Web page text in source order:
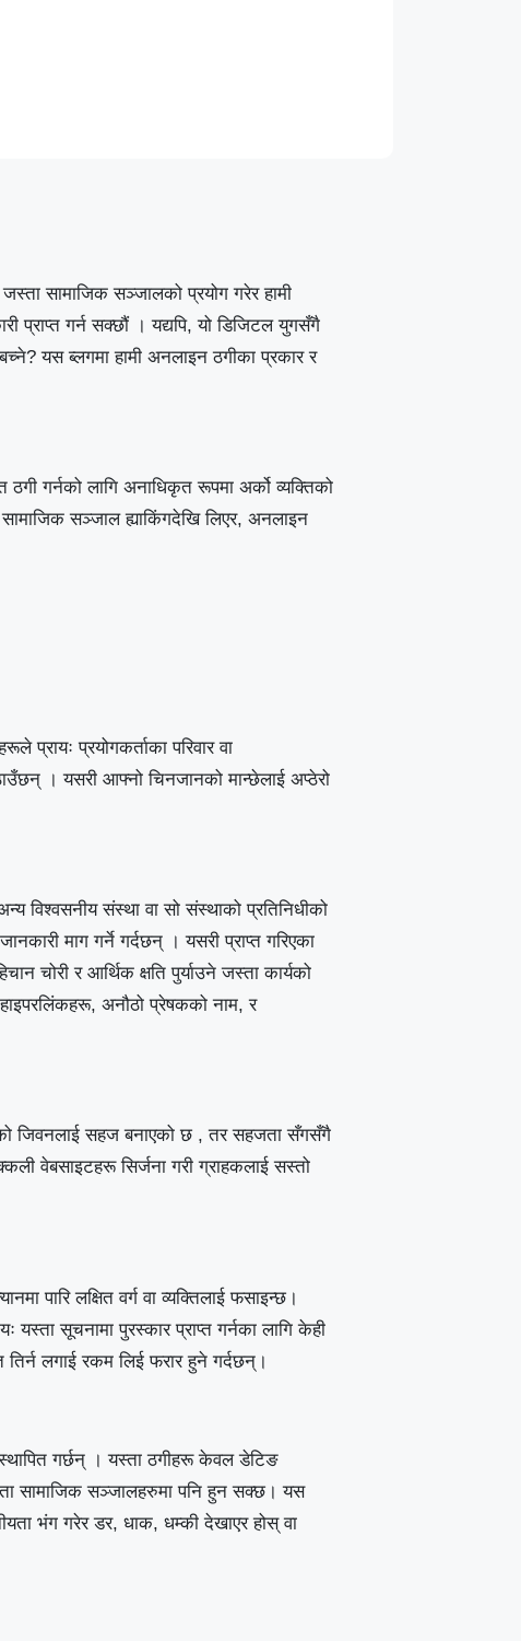
सामाजिक सञ्जालको प्रयोग गरेर हामी
प्राप्त गर्न सक्छौं । यद्यपि, यो डिजिटल युगसँगै
यस ब्लगमा हामी अनलाइन ठगीका प्रकार र
गर्नको लागि अनाधिकृत रूपमा अर्को व्यक्तिको
सञ्जाल ह्याकिंगदेखि लिएर, अनलाइन
प्रयोगकर्ताका परिवार वा
। यसरी आफ्नो चिनजानको मान्छेलाई अप्ठेरो
विश्वसनीय संस्था वा सो संस्थाको प्रतिनिधीको
माग गर्ने गर्दछन् । यसरी प्राप्त गरिएका
चोरी र आर्थिक क्षति पुर्याउने जस्ता कार्यको
अनौठो प्रेषकको नाम, र
जिवनलाई सहज बनाएको छ , तर सहजता सँगसँगै
वेबसाइटहरू सिर्जना गरी ग्राहकलाई सस्तो
पारि लक्षित वर्ग वा व्यक्तिलाई फसाइन्छ।
यस्ता सूचनामा पुरस्कार प्राप्त गर्नका लागि केही
तिर्न लगाई रकम लिई फरार हुने गर्दछन्।
गर्छन् । यस्ता ठगीहरू केवल डेटिङ
सामाजिक सञ्जालहरुमा पनि हुन सक्छ। यस
भंग गरेर डर, धाक, धम्की देखाएर होस् वा